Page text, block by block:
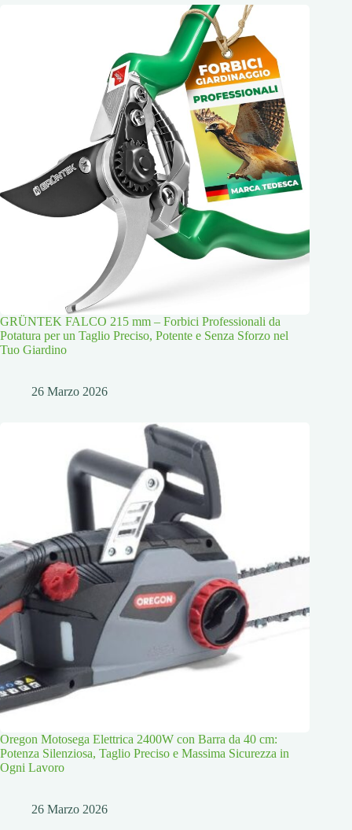
GRÜNTEK FALCO 215 mm – Forbici Professionali da
Potatura per un Taglio Preciso, Potente e Senza Sforzo nel
Tuo Giardino
26 Marzo 2026
Oregon Motosega Elettrica 2400W con Barra da 40 cm:
Potenza Silenziosa, Taglio Preciso e Massima Sicurezza in
Ogni Lavoro
26 Marzo 2026